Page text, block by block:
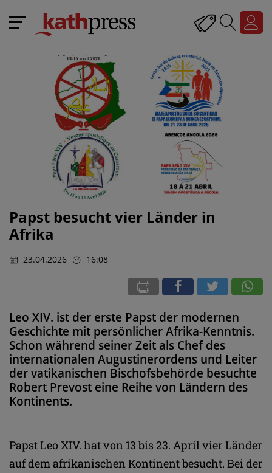
Papst besucht vier Länder in
Afrika
23.04.2026 16:08
Leo XIV. ist der erste Papst der modernen
Geschichte mit persönlicher Afrika-Kenntnis.
Schon während seiner Zeit als Chef des
internationalen Augustinerordens und Leiter
der vatikanischen Bischofsbehörde besuchte
Robert Prevost eine Reihe von Ländern des
Kontinents.
Papst Leo XIV. hat von 13 bis 23. April vier Länder
auf dem afrikanischen Kontinent besucht. Bei der